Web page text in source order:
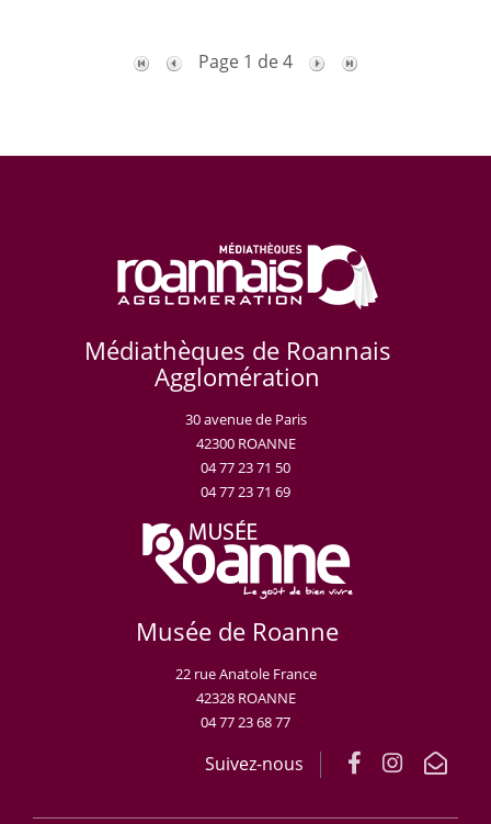
Page 1 de 4
Médiathèques de Roannais
Agglomération
30 avenue de Paris
42300 ROANNE
04 77 23 71 50
04 77 23 71 69
Musée de Roanne
22 rue Anatole France
42328 ROANNE
04 77 23 68 77
Suivez-nous